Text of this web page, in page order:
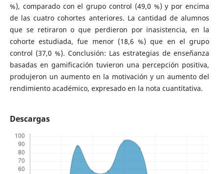
%), comparado con el grupo control (49,0 %) y por encima
de las cuatro cohortes anteriores. La cantidad de alumnos
que se retiraron o que perdieron por inasistencia, en la
cohorte estudiada, fue menor (18,6 %) que en el grupo
control (37,0 %). Conclusión: Las estrategias de enseñanza
basadas en gamificación tuvieron una percepción positiva,
produjeron un aumento en la motivación y un aumento del
rendimiento académico, expresado en la nota cuantitativa.
Descargas